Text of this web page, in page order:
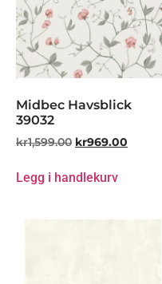
Midbec Havsblick
39032
kr1,599.00 kr969.00
Legg i handlekurv